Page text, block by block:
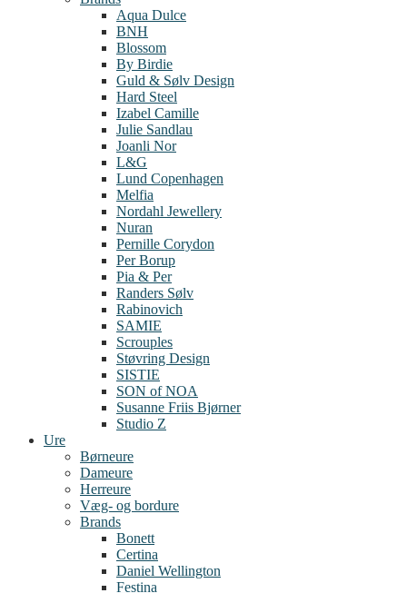
Aqua Dulce
BNH
Blossom
By Birdie
Guld & Sølv Design
Hard Steel
Izabel Camille
Julie Sandlau
Joanli Nor
L&G
Lund Copenhagen
Melfia
Nordahl Jewellery
Nuran
Pernille Corydon
Per Borup
Pia & Per
Randers Sølv
Rabinovich
SAMIE
Scrouples
Støvring Design
SISTIE
SON of NOA
Susanne Friis Bjørner
Studio Z
Ure
Børneure
Dameure
Herreure
Væg- og bordure
Brands
Bonett
Certina
Daniel Wellington
Festina